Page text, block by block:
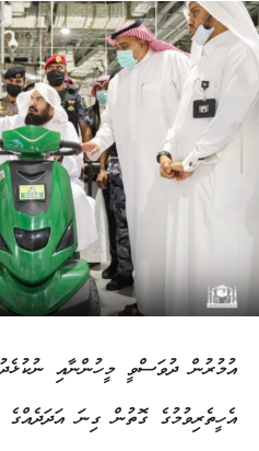
އުމުރުން ދުވަސްވީ މީހުންނާއި
އެހީތެރިވުމުގެ ގޮތުން ގިނަ